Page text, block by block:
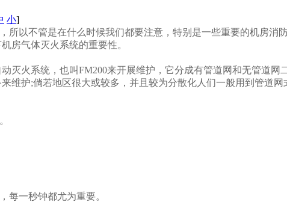
小]
所以不管是在什么时候我们都要注意，特别是一些重要的机房消
房气体灭火系统的重要性。
火系统，也叫FM200来开展维护，它分成有管道网和无管道网
维护;倘若地区很大或较多，并且较为分散化人们一般用到管道
一秒钟都尤为重要。